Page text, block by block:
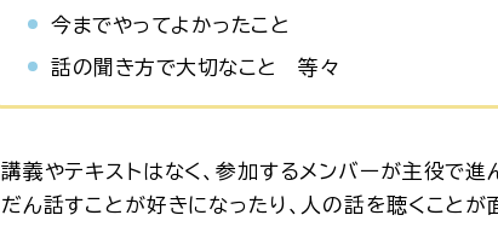
今までやってよかったこと
話の聞き方で大切なこと 等々
講義やテキストはなく、参加するメンバーが主役で進
だん話すことが好きになったり、人の話を聴くことが